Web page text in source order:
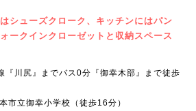
シューズクローク、キッチンにはパン
ークインクローゼットと収納スペース
『川尻』までバス0分『御幸木部』まで徒歩
市立御幸小学校（徒歩16分）